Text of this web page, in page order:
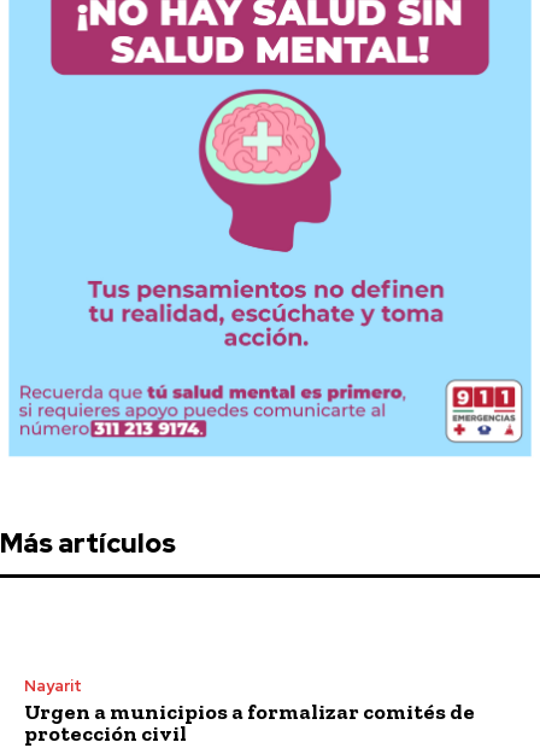
Más artículos
Nayarit
Urgen a municipios a formalizar comités de
protección civil